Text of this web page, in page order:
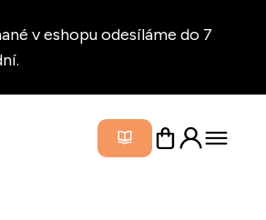
v eshopu odesíláme do 7
Zavřít